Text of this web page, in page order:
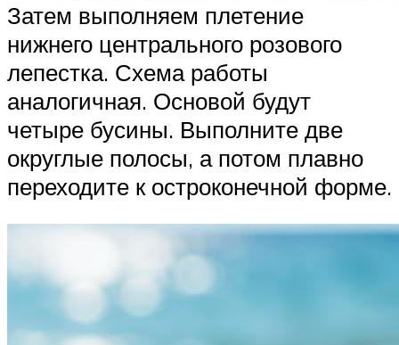
Затем выполняем плетение
нижнего центрального розового
лепестка. Схема работы
аналогичная. Основой будут
четыре бусины. Выполните две
округлые полосы, а потом плавно
переходите к остроконечной форме.